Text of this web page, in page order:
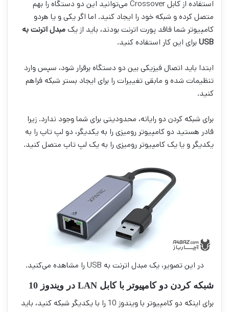
استفاده از کابل Crossover می‌توانید این دو دستگاه را بهم
متصل کرده و شبکه خود را ایجاد کنید. اما اگر یکی و یا هردو
کامپیوتر شما فاقد پورت اترنت بودند، باید از یک مبدل اترنت به
USBبرای این کار استفاده کنید.
ابتدا باید اتصال فیزیکی بین دو دستگاه برقرار شود، سپس وارد
تنظیمات شده و مابقی تغییرات را برای ایجاد بستر شبکه فراهم
کنید.
برای شبکه کردن دو رایانه، محدودیتی برای شما وجود ندارد. زیرا
قادر هستید دو کامپیوتر رومیزی را به یکدیگر، دو لپ تاپ را به
یکدیگر و یا یک کامپیوتر رومیزی را به یک لپ تاپ متصل کنید.
در این تصویر، یک مبدل اترنت به USB را مشاهده می‌کنید.
شبكه كردن دو كامپيوتر با كابل LAN در ویندوز 10
برای اینکه دو کامپیوتر با ویندوز 10 را با یکدیگر شبکه کنید، باید